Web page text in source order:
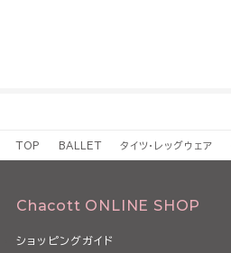
TOP BALLET タイツ・レッグウェア
Chacott ONLINE SHOP
ショッピングガイド